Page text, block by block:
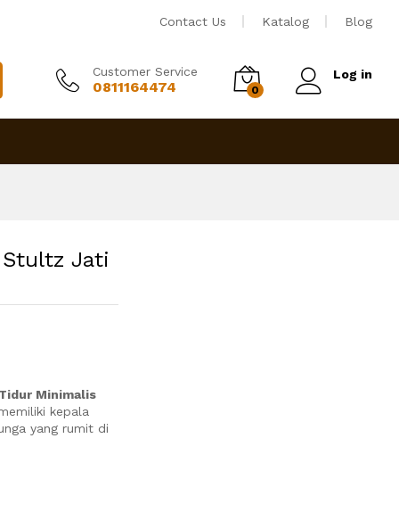
Contact Us Katalog Blog
Customer Service
0811164474 0
Log in
Jati
Minimalis
kepala
yang rumit di
Tambah ke keranjang